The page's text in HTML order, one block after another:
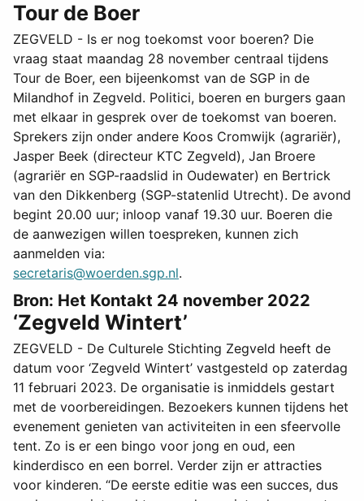
Tour de Boer
ZEGVELD - Is er nog toekomst voor boeren? Die
vraag staat maandag 28 november centraal tijdens
Tour de Boer, een bijeenkomst van de SGP in de
Milandhof in Zegveld. Politici, boeren en burgers gaan
met elkaar in gesprek over de toekomst van boeren.
Sprekers zijn onder andere Koos Cromwijk (agrariër),
Jasper Beek (directeur KTC Zegveld), Jan Broere
(agrariër en SGP-raadslid in Oudewater) en Bertrick
van den Dikkenberg (SGP-statenlid Utrecht). De avond
begint 20.00 uur; inloop vanaf 19.30 uur. Boeren die
de aanwezigen willen toespreken, kunnen zich
aanmelden via:
secretaris@woerden.sgp.nl.
Bron: Het Kontakt 24 november 2022
‘Zegveld Wintert’
ZEGVELD - De Culturele Stichting Zegveld heeft de
datum voor ‘Zegveld Wintert’ vastgesteld op zaterdag
11 februari 2023. De organisatie is inmiddels gestart
met de voorbereidingen. Bezoekers kunnen tijdens het
evenement genieten van activiteiten in een sfeervolle
tent. Zo is er een bingo voor jong en oud, een
kinderdisco en een borrel. Verder zijn er attracties
voor kinderen. “De eerste editie was een succes, dus